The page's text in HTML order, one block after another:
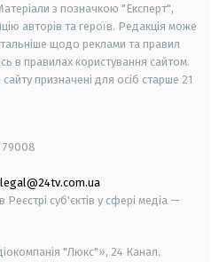
з позначкою "Експерт",
авторів та героїв. Редакція може
щодо реклами та правил
в правилах користування сайтом.
призначені для осіб старше 21
79008
legal@24tv.com.ua
суб'єктів у сфері медіа —
"Люкс"», 24 Канал.